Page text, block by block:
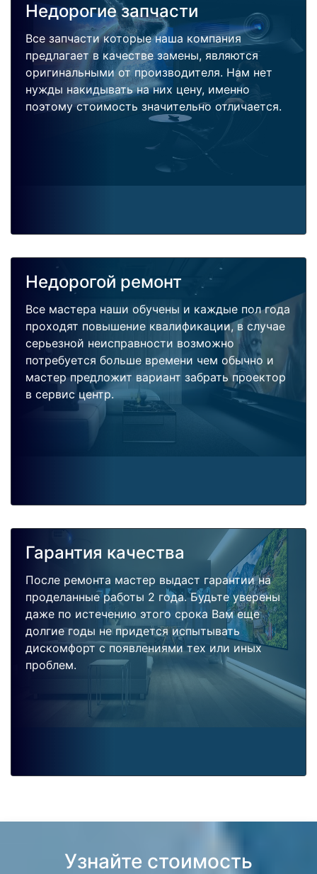
Недорогие запчасти
Все запчасти которые наша компания
предлагает в качестве замены, являются
оригинальными от производителя. Нам нет
нужды накидывать на них цену, именно
поэтому стоимость значительно отличается.
Недорогой ремонт
Все мастера наши обучены и каждые пол года
проходят повышение квалификации, в случае
серьезной неисправности возможно
потребуется больше времени чем обычно и
мастер предложит вариант забрать проектор
в сервис центр.
Гарантия качества
После ремонта мастер выдаст гарантии на
проделанные работы 2 года. Будьте уверены
даже по истечению этого срока Вам еще
долгие годы не придется испытывать
дискомфорт с появлениями тех или иных
проблем.
Узнайте стоимость